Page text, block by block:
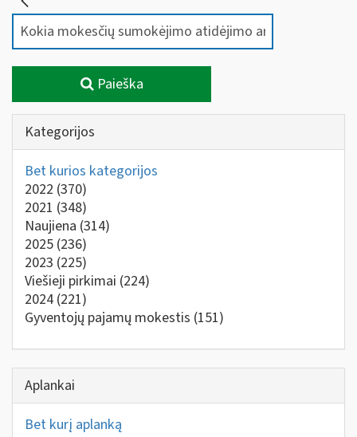
Paieška
Kategorijos
Bet kurios kategorijos
2022 (370)
2021 (348)
Naujiena (314)
2025 (236)
2023 (225)
Viešieji pirkimai (224)
2024 (221)
Gyventojų pajamų mokestis (151)
Aplankai
Bet kurį aplanką